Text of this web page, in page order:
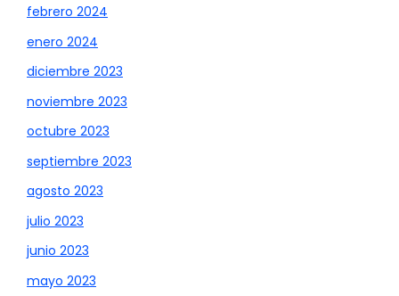
febrero 2024
enero 2024
diciembre 2023
noviembre 2023
octubre 2023
septiembre 2023
agosto 2023
julio 2023
junio 2023
mayo 2023